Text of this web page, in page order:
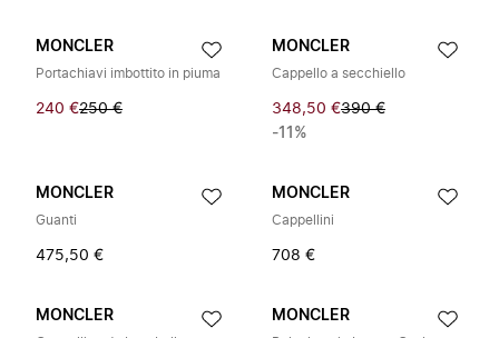
MONCLER
Portachiavi imbottito in piuma
240 €250 €
MONCLER
Cappello a secchiello
348,50 €390 €
-11%
MONCLER
Guanti
475,50 €
MONCLER
Cappellini
708 €
MONCLER MONCLER